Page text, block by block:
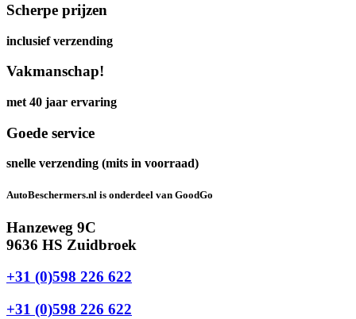
Scherpe prijzen
inclusief verzending
Vakmanschap!
met 40 jaar ervaring
Goede service
snelle verzending (mits in voorraad)
AutoBeschermers.nl is onderdeel van GoodGo
Hanzeweg 9C
9636 HS Zuidbroek
+31 (0)598 226 622
+31 (0)598 226 622